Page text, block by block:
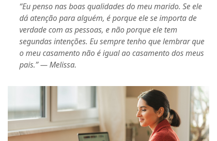
“Eu penso nas boas qualidades do meu marido. Se ele
dá atenção para alguém, é porque ele se importa de
verdade com as pessoas, e não porque ele tem
segundas intenções. Eu sempre tenho que lembrar que
o meu casamento não é igual ao casamento dos meus
pais.” — Melissa.